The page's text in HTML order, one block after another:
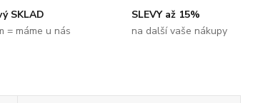
SKLAD
= máme u nás
SLEVY až 15%
na další vaše nákupy